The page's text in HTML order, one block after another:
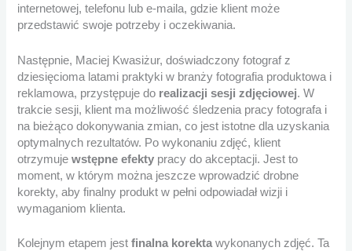
internetowej, telefonu lub e-maila, gdzie klient może
przedstawić swoje potrzeby i oczekiwania.
Następnie, Maciej Kwasiżur, doświadczony fotograf z
dziesięcioma latami praktyki w branży fotografia produktowa i
reklamowa, przystępuje do realizacji sesji zdjęciowej. W
trakcie sesji, klient ma możliwość śledzenia pracy fotografa i
na bieżąco dokonywania zmian, co jest istotne dla uzyskania
optymalnych rezultatów. Po wykonaniu zdjęć, klient
otrzymujewstępne efekty pracy do akceptacji. Jest to
moment, w którym można jeszcze wprowadzić drobne
korekty, aby finalny produkt w pełni odpowiadał wizji i
wymaganiom klienta.
Kolejnym etapem jestfinalna korekta wykonanych zdjęć. Ta